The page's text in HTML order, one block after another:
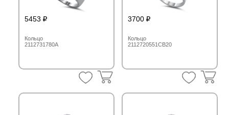
3700
Кольцо
2112720551CB20
5453
Кольцо
2112731780A